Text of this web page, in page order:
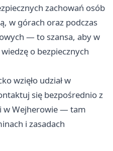
zachowań osób
w górach oraz podczas
— to szansa, aby w
o bezpiecznych
wzięło udział w
się bezpośrednio z
w Wejherowie — tam
i zasadach